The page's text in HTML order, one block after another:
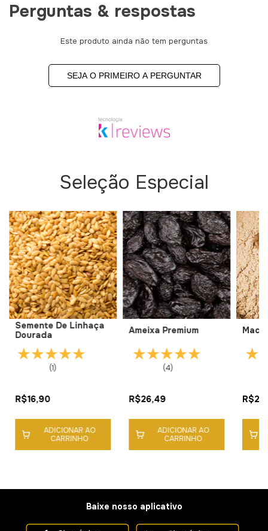
Perguntas & respostas
Este produto ainda não tem perguntas
SEJA O PRIMEIRO A PERGUNTAR
Seleção Especial
Semente De Linhaça
Dourada
(1)
R$16,90
ADICIONAR AO
CARRINHO
Ameixa Premium
(4)
R$26,49
ADICIONAR AO
CARRINHO
Baixe nosso aplicativo